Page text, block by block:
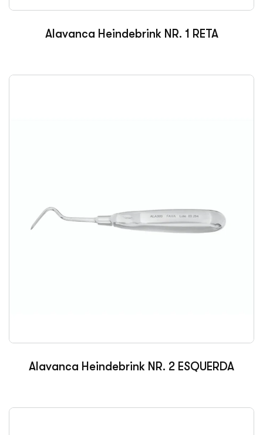
Alavanca Heindebrink NR. 1 RETA
Alavanca Heindebrink NR. 2 ESQUERDA